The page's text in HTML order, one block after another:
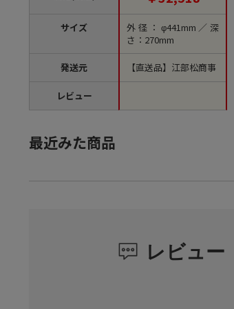
サイズ
発送元
レビュー
外径：φ441mm／深
さ：270mm
【直送品】江部松商事
最近みた商品
レビュー